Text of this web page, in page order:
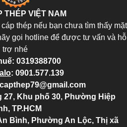
THÉP VIỆT NAM
thép nếu bạn chưa tìm thấy mặt
gọi hotline để được tư vấn và hỗ
trợ nhé
0319388700
: 0901.577.139
27, Khu phố 30, Phường Hiệp
TP.HCM
Bình, Phường An Lộc, Thị xã